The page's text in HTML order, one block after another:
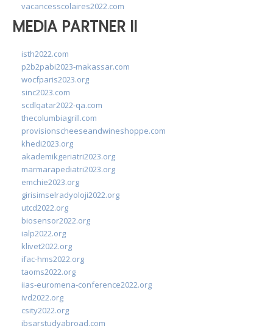
vacancesscolaires2022.com
MEDIA PARTNER II
isth2022.com
p2b2pabi2023-makassar.com
wocfparis2023.org
sinc2023.com
scdlqatar2022-qa.com
thecolumbiagrill.com
provisionscheeseandwineshoppe.com
khedi2023.org
akademikgeriatri2023.org
marmarapediatri2023.org
emchie2023.org
girisimselradyoloji2022.org
utcd2022.org
biosensor2022.org
ialp2022.org
klivet2022.org
ifac-hms2022.org
taoms2022.org
iias-euromena-conference2022.org
ivd2022.org
csity2022.org
ibsarstudyabroad.com